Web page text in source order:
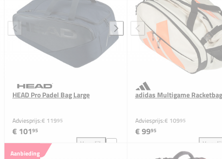
HEAD Pro Padel Bag Large
Adviesprijs:€ 11995
€ 10195
Vergelijk
HEAD Pro Padel Bag Large toevoegen aan
adidas Multigame
Adviesprijs:€ 10995
€ 9995
Aanbieding